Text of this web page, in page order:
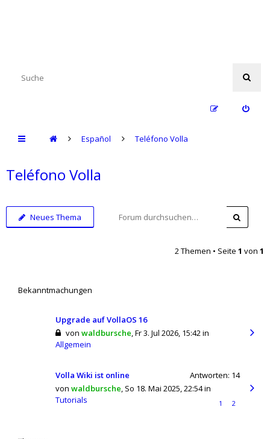
Español Teléfono Volla
Teléfono Volla
Neues Thema
2 Themen • Seite 1 von 1
Bekanntmachungen
Upgrade auf VollaOS 16
von waldbursche,Fr 3. Jul 2026, 15:42in
Allgemein
Volla Wiki ist online Antworten: 14
von waldbursche, So 18. Mai 2025, 22:54in
Tutorials
1 2